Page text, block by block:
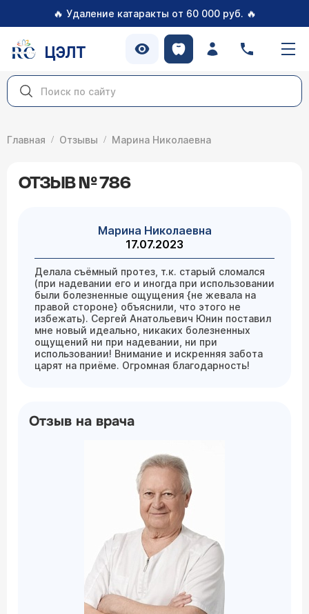
🔥 Удаление катаракты от 60 000 руб. 🔥
ЦЭЛТ
Главная Отзывы Марина Николаевна
ОТЗЫВ № 786
Марина Николаевна
17.07.2023
Делала съёмный протез, т.к. старый сломался
(при надевании его и иногда при использовании
были болезненные ощущения {не жевала на
правой стороне} объяснили, что этого не
избежать). Сергей Анатольевич Юнин поставил
мне новый идеально, никаких болезненных
ощущений ни при надевании, ни при
использовании! Внимание и искренняя забота
царят на приёме. Огромная благодарность!
Отзыв на врача